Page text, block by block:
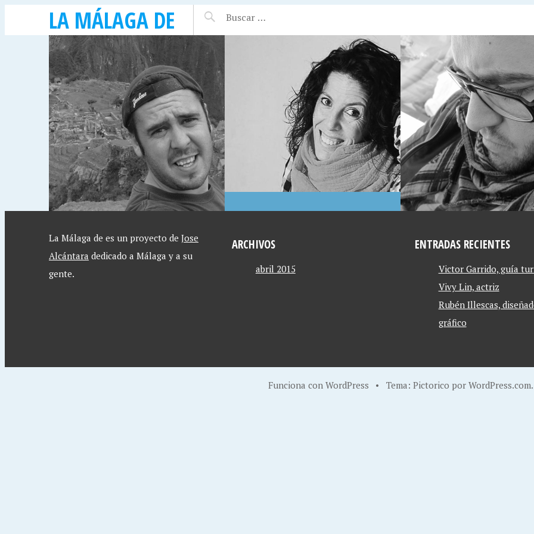
LA MÁLAGA DE
16 ABRIL, 2015
VIVY LIN, ACTRIZ
RUBÉN ILLESCAS,
DISEÑADOR GRÁFICO
La Málaga de es un proyecto de Jose
Alcántara dedicado a Málaga y a su
gente.
ARCHIVOS
abril 2015
ENTRADAS RECIENTES
Victor Garrido, guía
Vivy Lin, actriz
Rubén Illescas,
gráfico
Funciona con WordPress • Tema: Pictorico por WordPress.com.